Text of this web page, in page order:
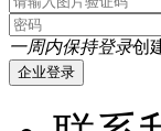
一周内保持登录创
企业登录